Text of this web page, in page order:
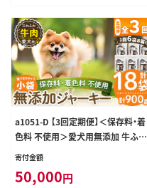
a1051-D 【3回定期便】＜保存料・着
色料 不使用＞愛犬用無添加 牛ふわ
ふわジャーキー6袋×3回(1袋50g・
市 牛 ジャーキー 犬 ドッグ ペット フ
寄付金額
50,000円